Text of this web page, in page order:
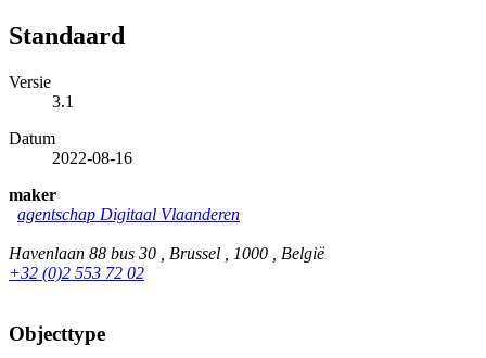
Standaard
Versie
3.1
Datum
2022-08-16
maker
agentschap Digitaal Vlaanderen
Havenlaan 88 bus 30 , Brussel , 1000 , België
+32 (0)2 553 72 02
Objecttype